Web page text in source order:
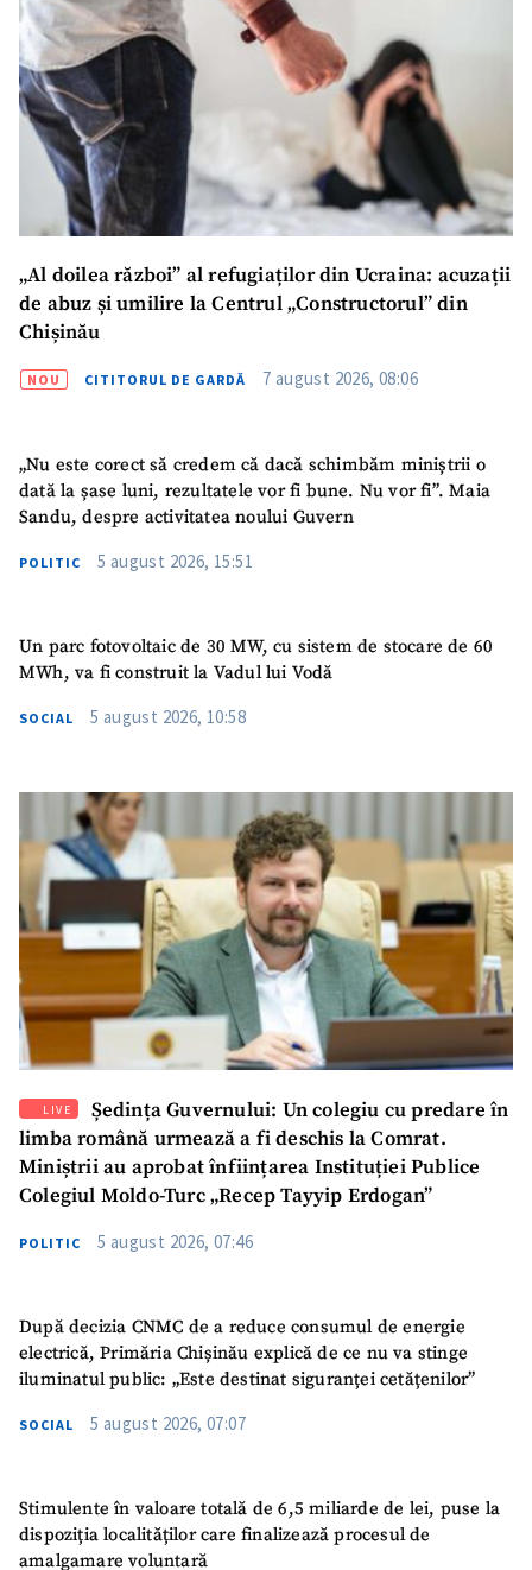
SUSȚINE
„Al doilea război” al refugiaților din Ucraina: acuzații
de abuz și umilire la Centrul „Constructorul” din
Chișinău
NOU CITITORUL DE GARDĂ 7 august 2026, 08:06
„Nu este corect să credem că dacă schimbăm miniștrii o
dată la șase luni, rezultatele vor fi bune. Nu vor fi”. Maia
Sandu, despre activitatea noului Guvern
POLITIC 5 august 2026, 15:51
Un parc fotovoltaic de 30 MW, cu sistem de stocare de 60
MWh, va fi construit la Vadul lui Vodă
SOCIAL 5 august 2026, 10:58
LIVE
Ședința Guvernului: Un colegiu cu predare în
limba română urmează a fi deschis la Comrat.
Miniștrii au aprobat înființarea Instituției Publice
Colegiul Moldo-Turc „Recep Tayyip Erdogan”
POLITIC 5 august 2026, 07:46
După decizia CNMC de a reduce consumul de energie
electrică, Primăria Chișinău explică de ce nu va stinge
iluminatul public: „Este destinat siguranței cetățenilor”
SOCIAL 5 august 2026, 07:07
Stimulente în valoare totală de 6,5 miliarde de lei, puse la
dispoziția localităților care finalizează procesul de
amalgamare voluntară
Mesajul știrei
+ Mesajul știrei
CONTACT SURSĂ
Nume+ Numele meu
Email+ Emailul meu
TRIMITE ȘTIREA